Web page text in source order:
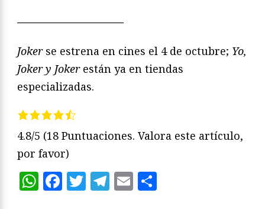
——————————
Jokerse estrena en cines el 4 de octubre; Yo,
Joker y Jokerestán ya en tiendas
especializadas.
4.8/5 (18 Puntuaciones. Valora este artículo,
por favor)
WhatsApp
Facebook
Twitter
Telegram
Email